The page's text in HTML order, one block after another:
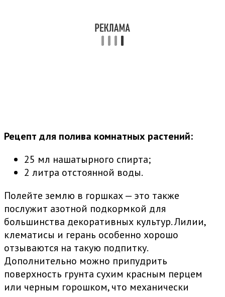
Рецепт для полива комнатных растений:
25 мл нашатырного спирта;
2 литра отстоянной воды.
Полейте землю в горшках — это также
послужит азотной подкормкой для
большинства декоративных культур. Лилии,
клематисы и герань особенно хорошо
отзываются на такую подпитку.
Дополнительно можно припудрить
поверхность грунта сухим красным перцем
или черным горошком, что механически